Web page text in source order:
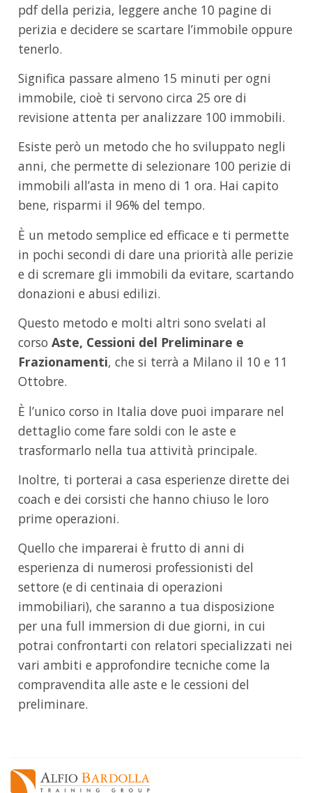
pdf della perizia, leggere anche 10 pagine di
perizia e decidere se scartare l’immobile oppure
tenerlo.
Significa passare almeno 15 minuti per ogni
immobile, cioè ti servono circa 25 ore di
revisione attenta per analizzare 100 immobili.
Esiste però un metodo che ho sviluppato negli
anni, che permette di selezionare 100 perizie di
immobili all’asta in meno di 1 ora. Hai capito
bene, risparmi il 96% del tempo.
È un metodo semplice ed efficace e ti permette
in pochi secondi di dare una priorità alle perizie
e di scremare gli immobili da evitare, scartando
donazioni e abusi edilizi.
Questo metodo e molti altri sono svelati al
corso Aste, Cessioni del Preliminare e
Frazionamenti, che si terrà a Milano il 10 e 11
Ottobre.
È l’unico corso in Italia dove puoi imparare nel
dettaglio come fare soldi con le aste e
trasformarlo nella tua attività principale.
Inoltre, ti porterai a casa esperienze dirette dei
coach e dei corsisti che hanno chiuso le loro
prime operazioni.
Quello che imparerai è frutto di anni di
esperienza di numerosi professionisti del
settore (e di centinaia di operazioni
immobiliari), che saranno a tua disposizione
per una full immersion di due giorni, in cui
potrai confrontarti con relatori specializzati nei
vari ambiti e approfondire tecniche come la
compravendita alle aste e le cessioni del
preliminare.